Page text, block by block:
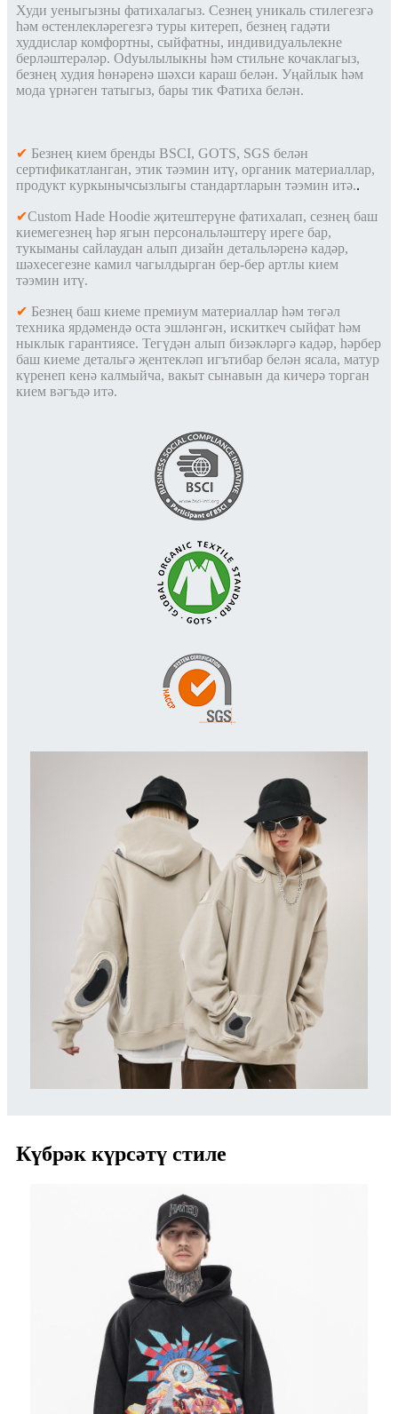
Худи уеныгызны фатихалагыз. Сезнең уникаль стилегезгә
һәм өстенлекләрегезгә туры китереп, безнең гадәти
худдислар комфортны, сыйфатны, индивидуальлекне
берләштерәләр. Odyылылыкны һәм стильне кочаклагыз,
безнең худия һөнәренә шәхси караш белән. Уңайлык һәм
мода үрнәген татыгыз, бары тик Фатиха белән.
✔ Безнең кием бренды BSCI, GOTS, SGS белән
сертификатланган, этик тәэмин итү, органик материаллар,
продукт куркынычсызлыгы стандартларын тәэмин итә..
✔Custom Hade Hoodie җитештерүне фатихалап, сезнең баш
киемегезнең һәр ягын персональләштерү иреге бар,
тукыманы сайлаудан алып дизайн детальләренә кадәр,
шәхесегезне камил чагылдырган бер-бер артлы кием
тәэмин итү.
✔ Безнең баш киеме премиум материаллар һәм төгәл
техника ярдәмендә оста эшләнгән, искиткеч сыйфат һәм
ныклык гарантиясе. Тегүдән алып бизәкләргә кадәр, һәрбер
баш киеме детальгә җентекләп игътибар белән ясала, матур
күренеп кенә калмыйча, вакыт сынавын да кичерә торган
кием вәгъдә итә.
Күбрәк күрсәтү стиле